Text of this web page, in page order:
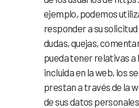
ejemplo, podemos
responder a su
dudas, quejas,
pueda tener relativas a
incluida en la web, los
prestan a través de la
de sus datos